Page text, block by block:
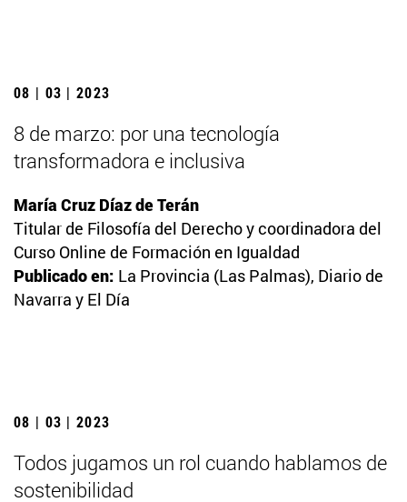
08 | 03 | 2023
8 de marzo: por una tecnología
transformadora e inclusiva
María Cruz Díaz de Terán
Titular de Filosofía del Derecho y coordinadora del
Curso Online de Formación en Igualdad
Publicado en: La Provincia (Las Palmas), Diario de
Navarra y El Día
08 | 03 | 2023
Todos jugamos un rol cuando hablamos de
sostenibilidad